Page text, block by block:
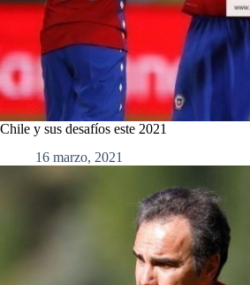
Chile y sus desafíos este 2021
16 marzo, 2021